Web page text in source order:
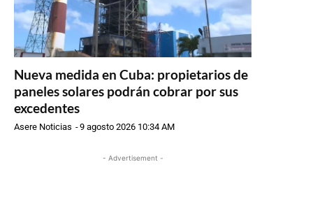
Nueva medida en Cuba: propietarios de
paneles solares podrán cobrar por sus
excedentes
Asere Noticias -9 agosto 2026 10:34 AM
- Advertisement -